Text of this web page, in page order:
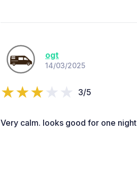
ogt
14/03/2025
3/5
Very calm. looks good for one night